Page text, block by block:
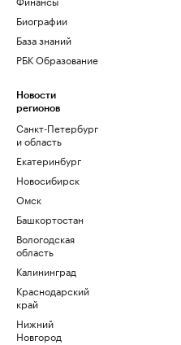
Биографии
База знаний
РБК Образование
Новости
регионов
Санкт-Петербург
и область
Екатеринбург
Новосибирск
Омск
Башкортостан
Вологодская
область
Калининград
Краснодарский
край
Нижний
Новгород